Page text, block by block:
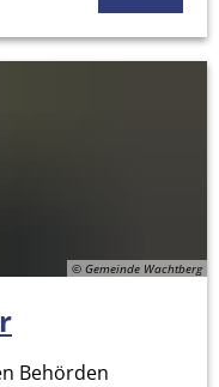
© Gemeinde Wachtberg
Behörden